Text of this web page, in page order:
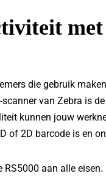
met
die gebruik
van Zebra is
kunnen jouw
of 2D barcode is en
aan alle